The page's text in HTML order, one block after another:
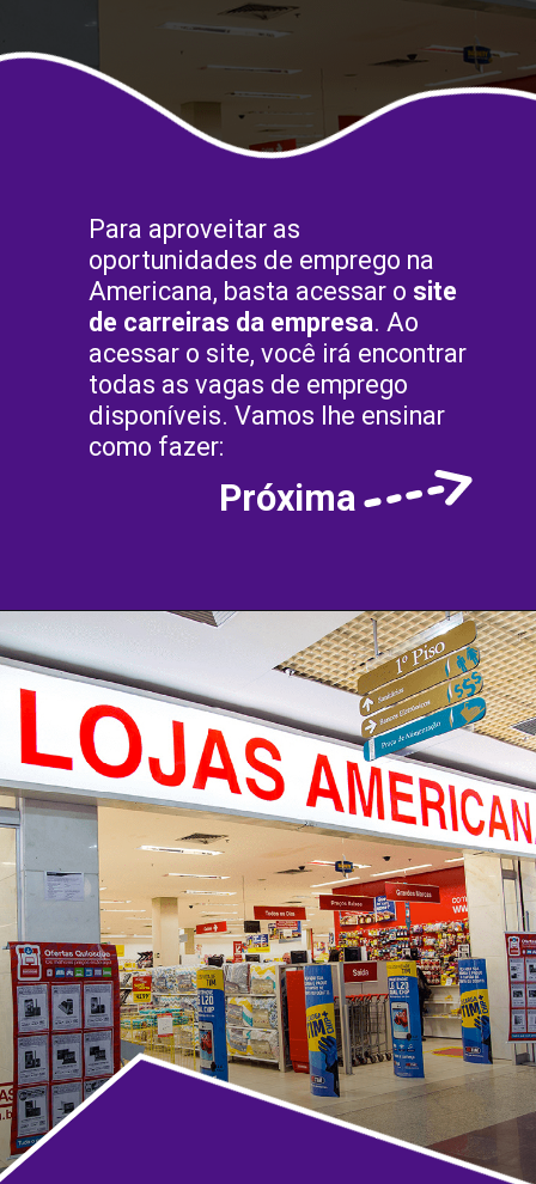
Para aproveitar as
oportunidades de emprego na
Americana, basta acessar o site
de carreiras da empresa. Ao
acessar o site, você irá encontrar
todas as vagas de emprego
disponíveis. Vamos lhe ensinar
como fazer:
Próxima